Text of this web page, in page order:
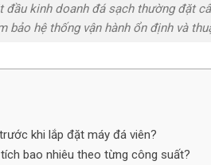
đầu kinh doanh đá sạch thường đặt
bảo hệ thống vận hành ổn định và
khi lắp đặt máy đá viên?
bao nhiêu theo từng công suất?